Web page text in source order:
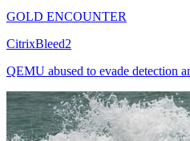
GOLD ENCOUNTER
CitrixBleed2
QEMU abused to evade detection